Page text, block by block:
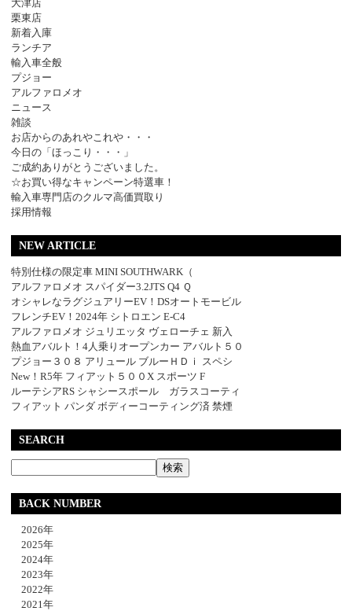
大津店
栗東店
新着入庫
ランチア
輸入車全般
プジョー
アルファロメオ
ニュース
雑談
お店からのあれやこれや・・・
今日の「ほっこり・・・」
ご成約ありがとうございました。
☆お買い得なキャンペーン特選車！
輸入車専門店のクルマ高価買取り
採用情報
NEW ARTICLE
特別仕様の限定車 MINI SOUTHWARK（
アルファロメオ スパイダー3.2JTS Q4 Ｑ
オシャレなラグジュアリーEV！DSオートモービル
フレンチEV！2024年 シトロエン E-C4
アルファロメオ ジュリエッタ ヴェローチェ 新入
熱血アバルト！4人乗りオープンカー アバルト５０
プジョー３０８ アリュール ブルーＨＤｉ スペシ
New！R5年 フィアット５００X スポーツ F
ルーテシアRS シャシースポール ガラスコーティ
フィアット パンダ ボディーコーティング済 禁煙
SEARCH
BACK NUMBER
2026年
2025年
2024年
2023年
2022年
2021年